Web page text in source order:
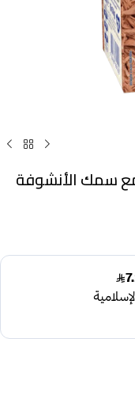
سمك الأنشوفة